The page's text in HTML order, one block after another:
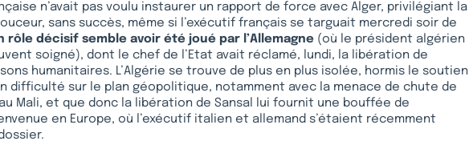
n’avait pas voulu instaurer un rapport de force avec Alger, privilégiant la
sans succès, même si l’exécutif français se targuait mercredi soir de
rôle décisif semble avoir été joué par l’Allemagne (où le président algérien
soigné), dont le chef de l’Etat avait réclamé, lundi, la libération de
humanitaires. L’Algérie se trouve de plus en plus isolée, hormis le soutien
difficulté sur le plan géopolitique, notamment avec la menace de chute de
Mali, et que donc la libération de Sansal lui fournit une bouffée de
en Europe, où l’exécutif italien et allemand s’étaient récemment